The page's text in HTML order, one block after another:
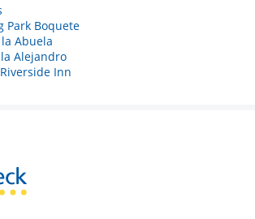
Park Boquete
Abuela
Alejandro
Inn